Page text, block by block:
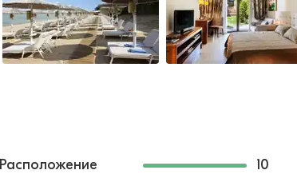
Расположение
10